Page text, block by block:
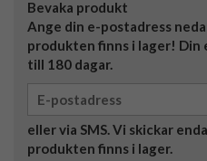
Bevaka produkt
Ange din e-postadress
produkten finns i lager! Din
till 180 dagar.
eller via SMS. Vi skickar
produkten finns i lager.